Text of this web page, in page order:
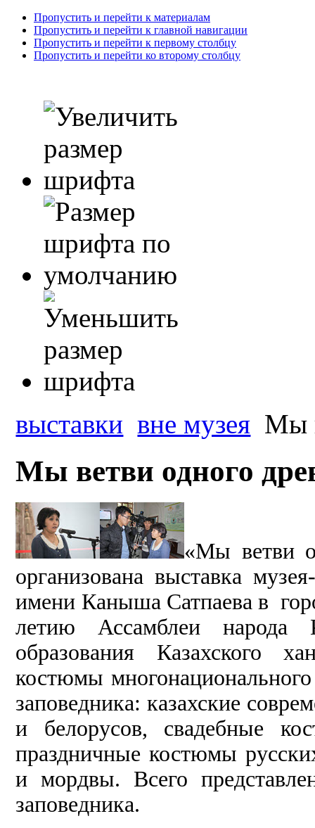
Пропустить и перейти к материалам
Пропустить и перейти к главной навигации
Пропустить и перейти к первому столбцу
Пропустить и перейти ко второму столбцу
выставки вне музея Мы
Мы ветви одного
«Мы ветви
организована выставка
имени Каныша Сатпаева в
летию Ассамблеи народа
образования Казахского
костюмы
заповедника: казахские
и белорусов, свадебные
праздничные костюмы
и мордвы. Всего
заповедника.